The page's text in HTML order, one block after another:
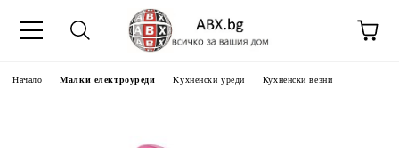
Начало Малки електроуреди Kухненски уреди Кухненски везни